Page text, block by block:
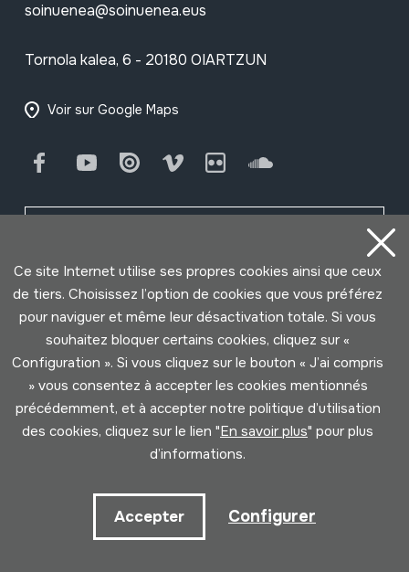
soinuenea@soinuenea.eus
Tornola kalea, 6 - 20180 OIARTZUN
Voir sur Google Maps
FacebookYoutube Issuu Vimeo Flickr SoundCloud
Horaire
Matin (mardi à samedi)
Après-midi (mercredi à samedi)
Abonnez-vous à notre newsletter pour
Ce site Internet utilise ses propres cookies ainsi que ceux
de tiers. Choisissez l’option de cookies que vous préférez
pour naviguer et même leur désactivation totale. Si vous
souhaitez bloquer certains cookies, cliquez sur «
Configuration ». Si vous cliquez sur le bouton « J’ai compris
» vous consentez à accepter les cookies mentionnés
précédemment, et à accepter notre politique d’utilisation
des cookies, cliquez sur le lien "En savoir plus" pour plus
d’informations.
Accepter Configurer